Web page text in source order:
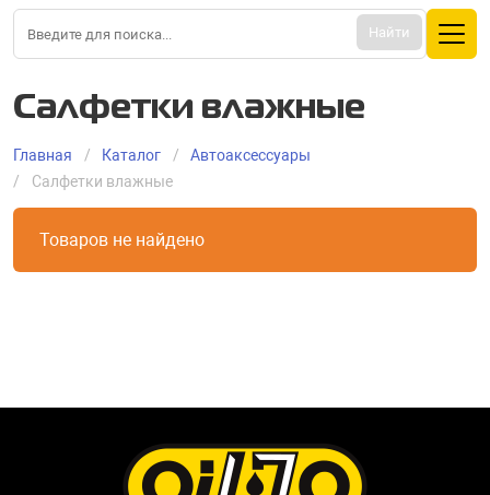
Найти
Салфетки влажные
Главная Каталог
Aвтоаксессуары
Салфетки влажные
Товаров не найдено